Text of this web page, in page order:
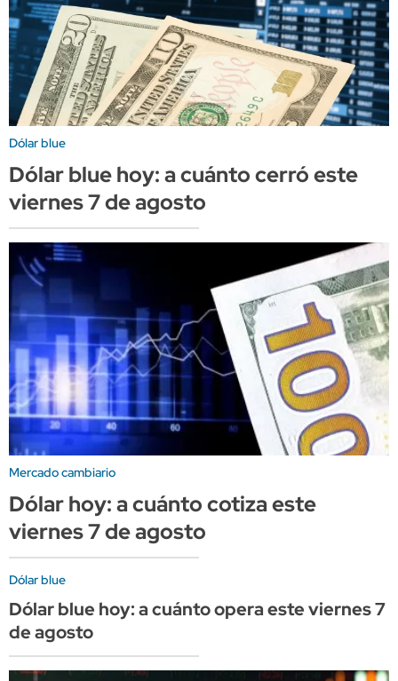
Dólar blue
Dólar blue hoy: a cuánto cerró este
viernes 7 de agosto
Mercado cambiario
Dólar hoy: a cuánto cotiza este
viernes 7 de agosto
Dólar blue
Dólar blue hoy: a cuánto opera este viernes 7
de agosto